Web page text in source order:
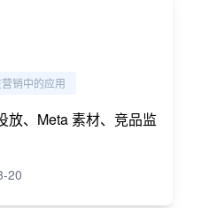
销中的应用
放、Meta 素材、竞品监
20